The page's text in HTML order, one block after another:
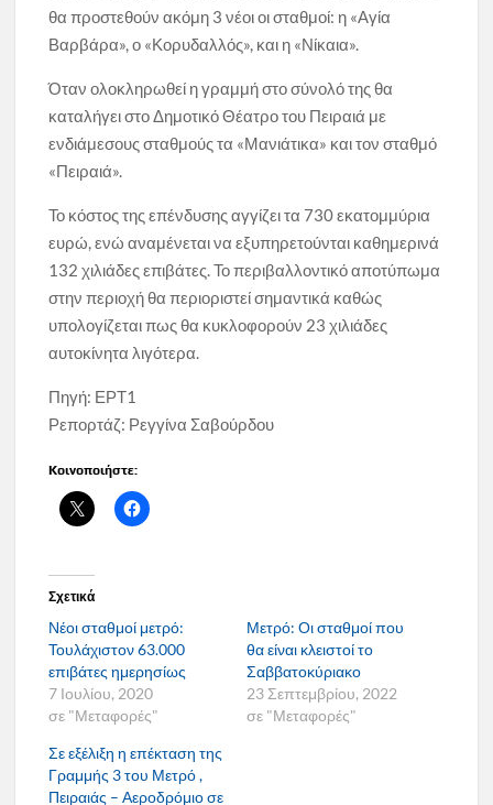
θα προστεθούν ακόμη 3 νέοι οι σταθμοί: η «Αγία
Βαρβάρα», ο «Κορυδαλλός», και η «Νίκαια».
Όταν ολοκληρωθεί η γραμμή στο σύνολό της θα
καταλήγει στο Δημοτικό Θέατρο του Πειραιά με
ενδιάμεσους σταθμούς τα «Μανιάτικα» και τον σταθμό
«Πειραιά».
Το κόστος της επένδυσης αγγίζει τα 730 εκατομμύρια
ευρώ, ενώ αναμένεται να εξυπηρετούνται καθημερινά
132 χιλιάδες επιβάτες. Το περιβαλλοντικό αποτύπωμα
στην περιοχή θα περιοριστεί σημαντικά καθώς
υπολογίζεται πως θα κυκλοφορούν 23 χιλιάδες
αυτοκίνητα λιγότερα.
Πηγή: ΕΡΤ1
Ρεπορτάζ: Ρεγγίνα Σαβούρδου
Κοινοποιήστε:
Σχετικά
Νέοι σταθμοί μετρό:
Τουλάχιστον 63.000
επιβάτες ημερησίως
7 Ιουλίου, 2020
σε "Μεταφορές"
Μετρό: Οι σταθμοί που
θα είναι κλειστοί το
Σαββατοκύριακο
23 Σεπτεμβρίου, 2022
σε "Μεταφορές"
Σε εξέλιξη η επέκταση της
Γραμμής 3 του Μετρό ,
Πειραιάς – Αεροδρόμιο σε